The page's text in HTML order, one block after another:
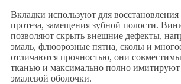
Вкладки используют для
протеза, замещения зубной полости.
позволяют скрыть внешние дефекты,
эмаль, флюорозные пятна, сколы и
отличаются прочностью, они
тканью и максимально полно
эмалевой оболочки.